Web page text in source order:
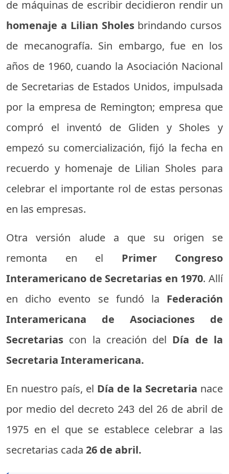
de máquinas de escribir decidieron rendir un
homenaje a Lilian Sholesbrindando cursos
de mecanografía. Sin embargo, fue en los
años de 1960, cuando la Asociación Nacional
de Secretarias de Estados Unidos, impulsada
por la empresa de Remington; empresa que
compró el inventó de Gliden y Sholes y
empezó su comercialización, fijó la fecha en
recuerdo y homenaje de Lilian Sholes para
celebrar el importante rol de estas personas
en las empresas.
Otra versión alude a que su origen se
remonta en el Primer Congreso
Interamericano de Secretarias en 1970. Allí
en dicho evento se fundó la Federación
Interamericana de Asociaciones de
Secretarias con la creación del Día de la
Secretaria Interamericana.
En nuestro país, el Día de la Secretaria nace
por medio del decreto 243 del 26 de abril de
1975 en el que se establece celebrar a las
secretarias cada 26 de abril.